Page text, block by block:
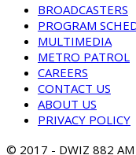
BROADCASTERS
PROGRAM
MULTIMEDIA
METRO PATROL
CAREERS
CONTACT US
ABOUT US
PRIVACY POLICY
© 2017 - DWIZ 882 AM